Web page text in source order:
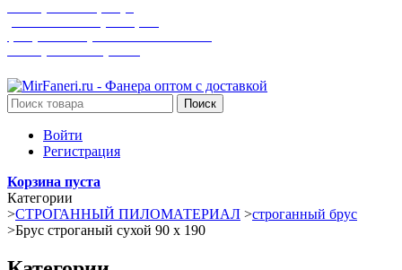
Поиск
Войти
Регистрация
Корзина пуста
Категории
>СТРОГАННЫЙ ПИЛОМАТЕРИАЛ >строганный брус
>Брус строганый сухой 90 х 190